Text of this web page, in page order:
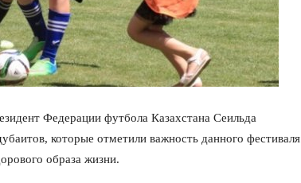
Федерации футбола Казахстана Сеильда
которые отметили важность данного фестиваля
образа жизни.